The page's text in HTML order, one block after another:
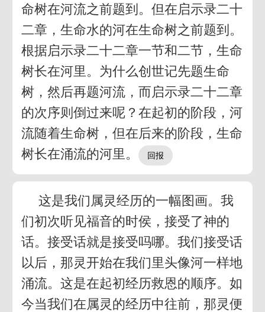
命树在河流之前题到。但在启示录二十
二章，生命水的河在生命树之前题到。
根据启示录二十二章一节和二节，生命
树长在河里。为什么创世记先题生命
树，然后再题河流，而启示录二十二章
的次序则倒过来呢？在起初的阶段，河
流随着生命树，但在后来的阶段，生命
树长在涌流的河里。
这是我们属灵经历的一幅图画。我
们初次听见福音的时侯，接受了神的
话。接受话就是接受吗哪。我们接受话
以后，那灵开始在我们里头像河一样地
涌流。这是在起初经历救恩的顺序。如
今当我们在属灵的经历中往前，那灵便